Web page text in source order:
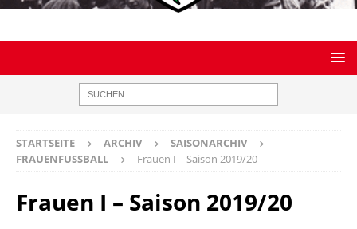
STARTSEITE ARCHIV
SAISONARCHIV
FRAUENFUSSBALL
Frauen I – Saison 2019/20
Frauen I – Saison 2019/20